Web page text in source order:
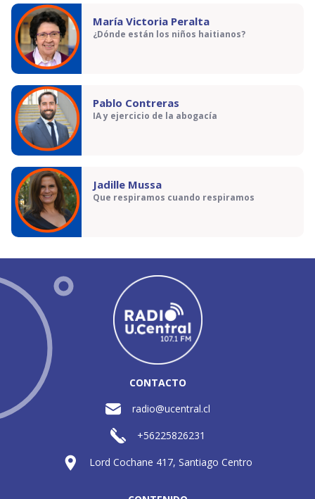
María Victoria Peralta
¿Dónde están los niños haitianos?
Pablo Contreras
IA y ejercicio de la abogacía
Jadille Mussa
Que respiramos cuando respiramos
CONTACTO
radio@ucentral.cl
+56225826231
Lord Cochane 417, Santiago Centro